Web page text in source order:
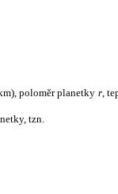
poloměr planetky r,
tzn.